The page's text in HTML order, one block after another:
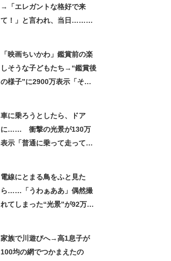
→「エレガントな格好で来
て！」と言われ、当日……ま
「映画ちいかわ」鑑賞前の楽
しそうな子どもたち→“鑑賞後
の様子”に2900万表示「そう
車に乗ろうとしたら、ドア
に…… 衝撃の光景が130万
表示「普通に乗って走ってた
電線にとまる鳥をふと見た
ら……「うわぁああ」偶然撮
れてしまった“光景”が92万再
家族で川遊びへ→高1息子が
100均の網でつかまえたの